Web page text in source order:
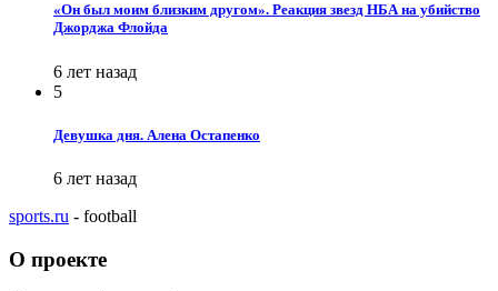
«Он был моим близким другом». Реакция звезд НБА на убийство
Джорджа Флойда
6 лет назад
5
Девушка дня. Алена Остапенко
6 лет назад
sports.ru - football
О проекте